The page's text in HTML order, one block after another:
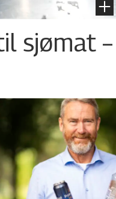
sjømat –